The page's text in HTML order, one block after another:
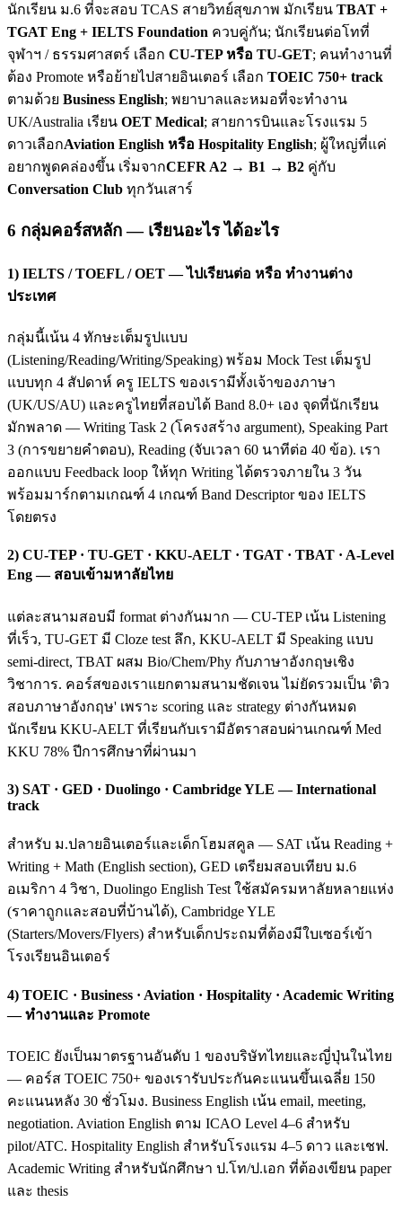
นักเรียน ม.6 ที่จะสอบ TCAS สายวิทย์สุขภาพ มักเรียน TBAT +
TGAT Eng + IELTS Foundation ควบคู่กัน; นักเรียนต่อโทที่
จุฬาฯ / ธรรมศาสตร์ เลือก CU-TEP หรือ TU-GET; คนทำงานที่
ต้อง Promote หรือย้ายไปสายอินเตอร์ เลือก TOEIC 750+ track
ตามด้วย Business English; พยาบาลและหมอที่จะทำงาน
UK/Australia เรียน OET Medical; สายการบินและโรงแรม 5
ดาวเลือกAviation English หรือ Hospitality English; ผู้ใหญ่ที่แค่
อยากพูดคล่องขึ้น เริ่มจากCEFR A2 → B1 → B2 คู่กับ
Conversation Club ทุกวันเสาร์
6 กลุ่มคอร์สหลัก — เรียนอะไร ได้อะไร
1) IELTS / TOEFL / OET — ไปเรียนต่อ หรือ ทำงานต่าง
ประเทศ
กลุ่มนี้เน้น 4 ทักษะเต็มรูปแบบ
(Listening/Reading/Writing/Speaking) พร้อม Mock Test เต็มรูป
แบบทุก 4 สัปดาห์ ครู IELTS ของเรามีทั้งเจ้าของภาษา
(UK/US/AU) และครูไทยที่สอบได้ Band 8.0+ เอง จุดที่นักเรียน
มักพลาด — Writing Task 2 (โครงสร้าง argument), Speaking Part
3 (การขยายคำตอบ), Reading (จับเวลา 60 นาทีต่อ 40 ข้อ). เรา
ออกแบบ Feedback loop ให้ทุก Writing ได้ตรวจภายใน 3 วัน
พร้อมมาร์กตามเกณฑ์ 4 เกณฑ์ Band Descriptor ของ IELTS
โดยตรง
2) CU-TEP · TU-GET · KKU-AELT · TGAT · TBAT · A-Level
Eng — สอบเข้ามหาลัยไทย
แต่ละสนามสอบมี format ต่างกันมาก — CU-TEP เน้น Listening
ที่เร็ว, TU-GET มี Cloze test ลึก, KKU-AELT มี Speaking แบบ
semi-direct, TBAT ผสม Bio/Chem/Phy กับภาษาอังกฤษเชิง
วิชาการ. คอร์สของเราแยกตามสนามชัดเจน ไม่ยัดรวมเป็น 'ติว
สอบภาษาอังกฤษ' เพราะ scoring และ strategy ต่างกันหมด
นักเรียน KKU-AELT ที่เรียนกับเรามีอัตราสอบผ่านเกณฑ์ Med
KKU 78% ปีการศึกษาที่ผ่านมา
3) SAT · GED · Duolingo · Cambridge YLE — International
track
สำหรับ ม.ปลายอินเตอร์และเด็กโฮมสคูล — SAT เน้น Reading +
Writing + Math (English section), GED เตรียมสอบเทียบ ม.6
อเมริกา 4 วิชา, Duolingo English Test ใช้สมัครมหาลัยหลายแห่ง
(ราคาถูกและสอบที่บ้านได้), Cambridge YLE
(Starters/Movers/Flyers) สำหรับเด็กประถมที่ต้องมีใบเซอร์เข้า
โรงเรียนอินเตอร์
4) TOEIC · Business · Aviation · Hospitality · Academic Writing
— ทำงานและ Promote
TOEIC ยังเป็นมาตรฐานอันดับ 1 ของบริษัทไทยและญี่ปุ่นในไทย
— คอร์ส TOEIC 750+ ของเรารับประกันคะแนนขึ้นเฉลี่ย 150
คะแนนหลัง 30 ชั่วโมง. Business English เน้น email, meeting,
negotiation. Aviation English ตาม ICAO Level 4–6 สำหรับ
pilot/ATC. Hospitality English สำหรับโรงแรม 4–5 ดาว และเชฟ.
Academic Writing สำหรับนักศึกษา ป.โท/ป.เอก ที่ต้องเขียน paper
และ thesis